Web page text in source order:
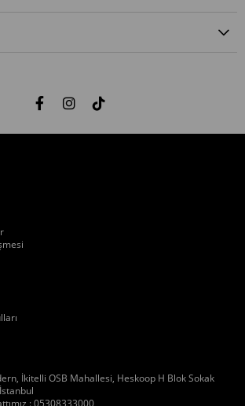
İkitelli OSB Mahallesi, Heskoop H Blok Sokak
: 05308333000